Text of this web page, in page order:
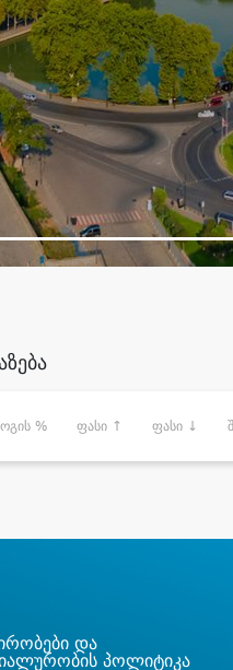
% ფასი ↑ ფასი ↓
და
პოლიტიკა